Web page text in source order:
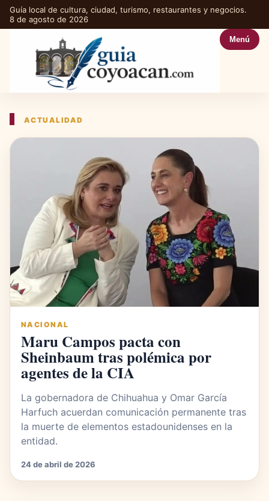
Guía local de cultura, ciudad, turismo, restaurantes y negocios.
8 de agosto de 2026
Menú
ACTUALIDAD
NACIONAL
Maru Campos pacta con
Sheinbaum tras polémica por
agentes de la CIA
La gobernadora de Chihuahua y Omar García
Harfuch acuerdan comunicación permanente tras
la muerte de elementos estadounidenses en la
entidad.
24 de abril de 2026